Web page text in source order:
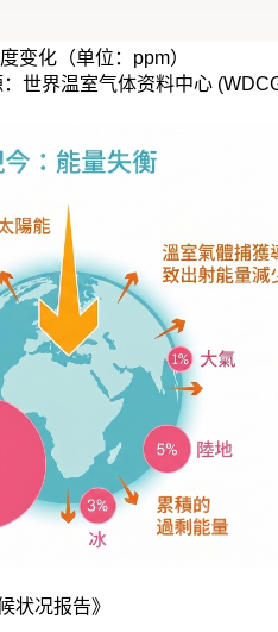
变化（单位：ppm）
世界温室气体资料中心
状况报告》